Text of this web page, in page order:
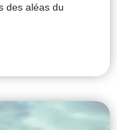
des aléas du